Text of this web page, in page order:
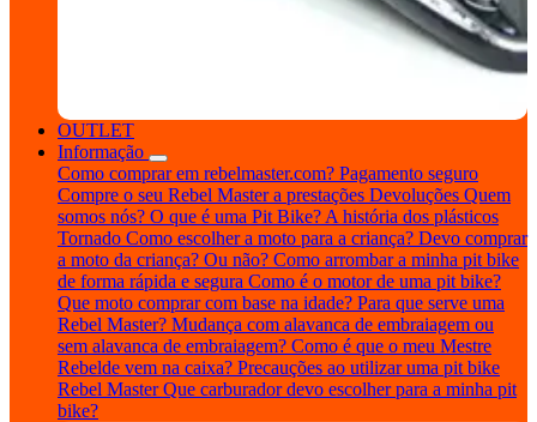
OUTLET
Informação
Como comprar em rebelmaster.com? Pagamento seguro
Compre o seu Rebel Master a prestações Devoluções Quem
somos nós? O que é uma Pit Bike? A história dos plásticos
Tornado Como escolher a moto para a criança? Devo comprar
a moto da criança? Ou não? Como arrombar a minha pit bike
de forma rápida e segura Como é o motor de uma pit bike?
Que moto comprar com base na idade? Para que serve uma
Rebel Master? Mudança com alavanca de embraiagem ou
sem alavanca de embraiagem? Como é que o meu Mestre
Rebelde vem na caixa? Precauções ao utilizar uma pit bike
Rebel MasterQue carburador devo escolher para a minha pit
bike?